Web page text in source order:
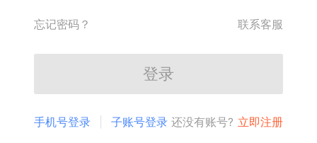
忘记密码？ 联系客服
登录
手机号登录 子账号登录 还没有账号? 立即注册